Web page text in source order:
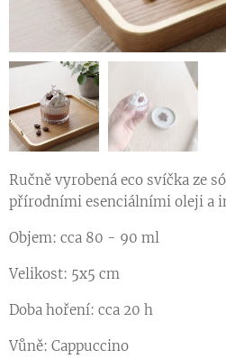
Ručně vyrobená eco svíčka ze
přírodními esenciálními oleji a
Objem: cca 80 - 90 ml
Velikost: 5x5 cm
Doba hoření: cca 20 h
Vůně: Cappuccino